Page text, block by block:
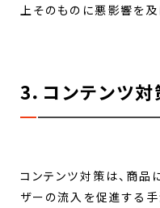
上そのものに悪影響を及
3．コンテンツ対
コンテンツ対策は、商品
ザーの流入を促進する